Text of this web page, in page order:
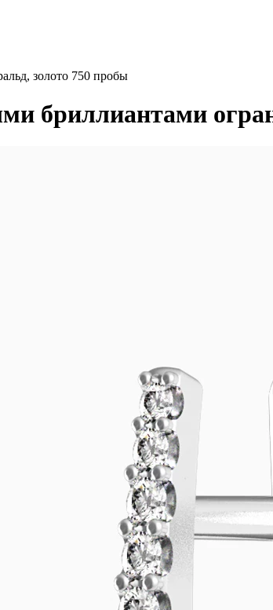
золото 750 пробы
бриллиантами